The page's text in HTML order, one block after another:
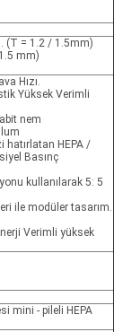
(T = 1.2 / 1.5mm)
mm)
Hızı.
Yüksek Verimli
nem
HEPA /
Basınç
kullanılarak 5: 5
ile modüler tasarım.
Verimli yüksek
mini - pileli HEPA